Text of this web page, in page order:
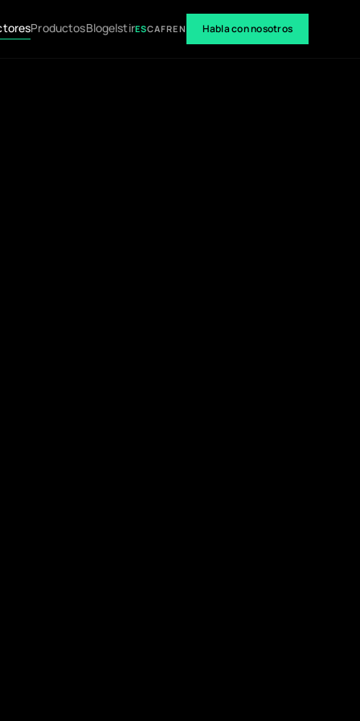
ProductosBlogelstirESCAFREN Habla con nosotros